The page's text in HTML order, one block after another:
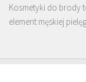
Kosmetyki do brody
element męskiej